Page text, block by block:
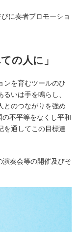
に奏者プロモーショ
の人に」
ンを育むツールのひ
いは手を鳴らし、
とのつながりを強め
不平等をなくし平和
を通してこの目標達
奏会等の開催及びそ